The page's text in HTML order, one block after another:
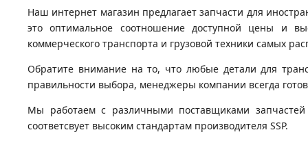
Наш интернет магазин предлагает запчасти для
это оптимальное соотношение доступной цены и
коммерческого транспорта и грузовой техники самых
Обратите внимание на то, что любые детали для
правильности выбора, менеджеры компании всегда
Мы работаем с различными поставщиками запчастей
соответсвует высоким стандартам производителя SSP.